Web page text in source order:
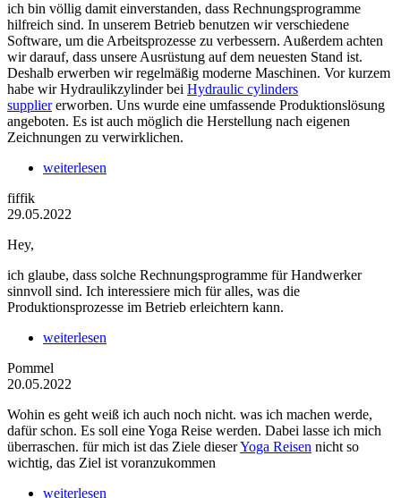
ich bin völlig damit einverstanden, dass Rechnungsprogramme
hilfreich sind. In unserem Betrieb benutzen wir verschiedene
Software, um die Arbeitsprozesse zu verbessern. Außerdem achten
wir darauf, dass unsere Ausrüstung auf dem neuesten Stand ist.
Deshalb erwerben wir regelmäßig moderne Maschinen. Vor kurzem
habe wir Hydraulikzylinder bei Hydraulic cylinders
suppliererworben. Uns wurde eine umfassende Produktionslösung
angeboten. Es ist auch möglich die Herstellung nach eigenen
Zeichnungen zu verwirklichen.
weiterlesen
fiffik
29.05.2022
Hey,
ich glaube, dass solche Rechnungsprogramme für Handwerker
sinnvoll sind. Ich interessiere mich für alles, was die
Produktionsprozesse im Betrieb erleichtern kann.
weiterlesen
Pommel
20.05.2022
Wohin es geht weiß ich auch noch nicht. was ich machen werde,
dafür schon. Es soll eine Yoga Reise werden. Dabei lasse ich mich
überraschen. für mich ist das Ziele dieserYoga Reisen nicht so
wichtig, das Ziel ist voranzukommen
weiterlesen